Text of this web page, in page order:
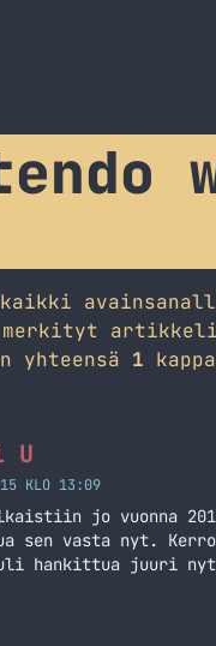
merkityt
yhteensä 1
U
KLO 13:09
jo vuonna
sen vasta nyt.
hankittua juuri